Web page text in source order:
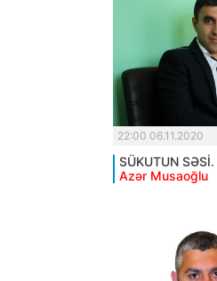
22:00 06.11.2020
SÜKUTUN SƏSİ.
Azər Musaoğlu